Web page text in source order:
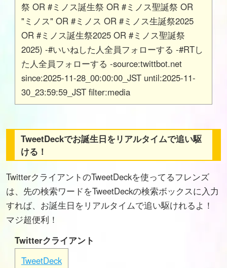
祭 OR #ミノス誕生祭 OR #ミノス聖誕祭 OR
"ミノス" OR #ミノス OR #ミノス生誕祭2025
OR #ミノス誕生祭2025 OR #ミノス聖誕祭
2025) -#いいねした人全員フォローする -#RTし
た人全員フォローする -source:twittbot.net
since:2025-11-28_00:00:00_JST until:2025-11-
30_23:59:59_JST filter:media
TweetDeckでお誕生日をリアルタイムで追い駆
ける！
TwitterクライアントのTweetDeckを使ってるフレンズ
は、先の検索ワードをTweetDeckの検索ボックスに入力
すれば、お誕生日をリアルタイムで追い駆けれるよ！
マジ超便利！
Twitterクライアント
TweetDeck